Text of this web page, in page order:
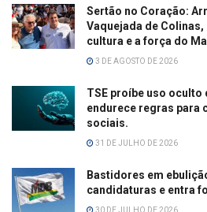
Sertão no Coração:
Vaquejada de
cultura e a força do
3 DE AGOSTO DE 2026
TSE proíbe uso
endurece regras para
sociais.
31 DE JULHO DE 2026
Bastidores em
candidaturas e entra
30 DE JULHO DE 2026